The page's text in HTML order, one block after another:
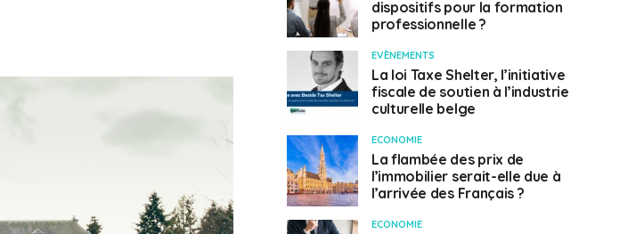
dispositifs pour la formation
professionnelle ?
EVÈNEMENTS
La loi Taxe Shelter, l’initiative
fiscale de soutien à l’industrie
culturelle belge
ECONOMIE
La flambée des prix de
l’immobilier serait-elle due à
l’arrivée des Français ?
ECONOMIE